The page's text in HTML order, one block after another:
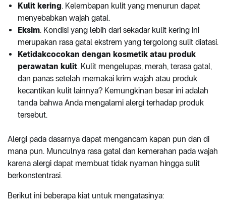
Kulit kering. Kelembapan kulit yang menurun dapat
menyebabkan wajah gatal.
Eksim. Kondisi yang lebih dari sekadar kulit kering ini
merupakan rasa gatal ekstrem yang tergolong sulit diatasi.
Ketidakcocokan dengan kosmetik atau produk
perawatan kulit. Kulit mengelupas, merah, terasa gatal,
dan panas setelah memakai krim wajah atau produk
kecantikan kulit lainnya? Kemungkinan besar ini adalah
tanda bahwa Anda mengalami alergi terhadap produk
tersebut.
Alergi pada dasarnya dapat mengancam kapan pun dan di
mana pun. Munculnya rasa gatal dan kemerahan pada wajah
karena alergi dapat membuat tidak nyaman hingga sulit
berkonstentrasi.
Berikut ini beberapa kiat untuk mengatasinya: